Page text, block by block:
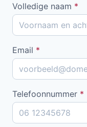
Volledige naam *
Email *
Telefoonnummer *